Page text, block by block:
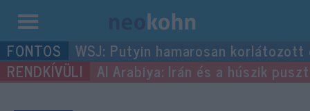
Kilépés
a
tartalomba
WSJ: Putyin hamarosan
Al Arabiya: Irán és a húszik